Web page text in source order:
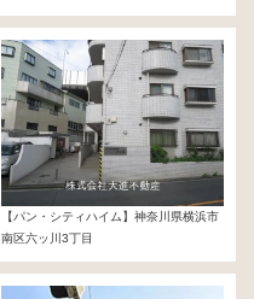
【パン・シティハイム】神奈川県横浜市
南区六ッ川3丁目
768万円